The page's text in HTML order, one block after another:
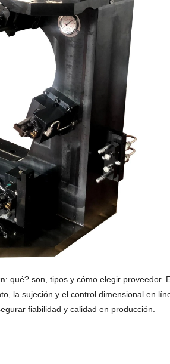
: qué? son, tipos y cómo elegir proveedor.
la sujeción y el control dimensional en
fiabilidad y calidad en producción.